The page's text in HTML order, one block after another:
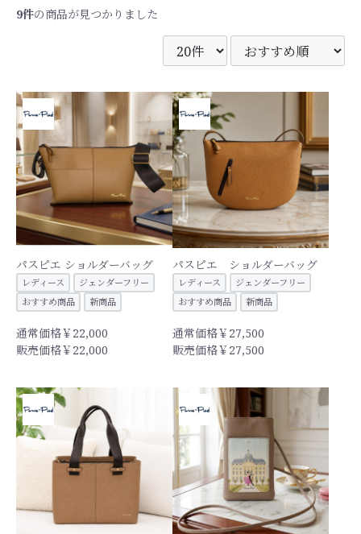
9件の商品が見つかりました
パスピエ ショルダーバッグ
レディース
ジェンダーフリー
おすすめ商品
新商品
通常価格￥22,000
販売価格￥22,000
パスピエ ショルダーバッグ
レディース
ジェンダーフリー
おすすめ商品
新商品
通常価格￥27,500
販売価格￥27,500